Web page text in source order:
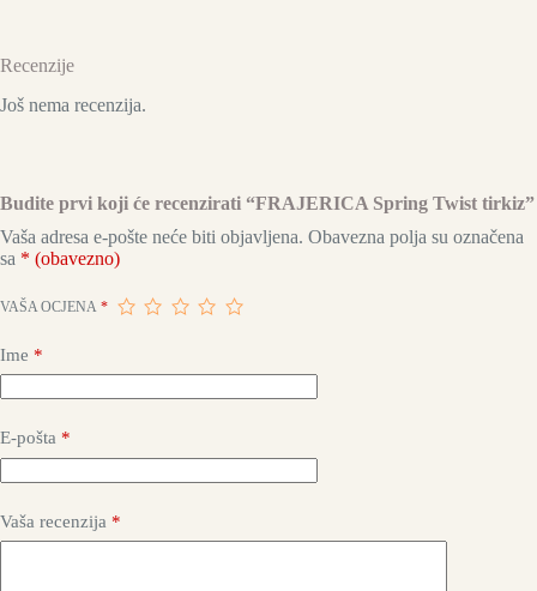
Recenzije
Još nema recenzija.
Budite prvi koji će recenzirati “FRAJERICA Spring Twist tirkiz”
Vaša adresa e-pošte neće biti objavljena. Obavezna polja su označena
sa * (obavezno)
VAŠA OCJENA *
Ime *
E-pošta *
Vaša recenzija *